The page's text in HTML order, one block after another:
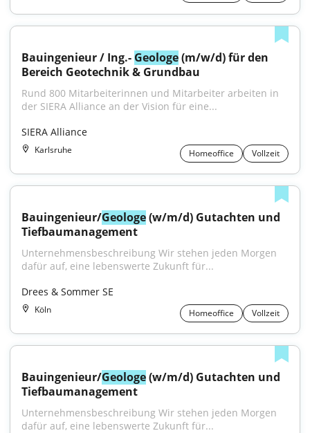
Bauingenieur / Ing.- Geologe (m/w/d) für den
Bereich Geotechnik & Grundbau
Rund 800 Mitarbeiterinnen und Mitarbeiter arbeiten in
der SIERA Alliance an der Vision für eine...
SIERA Alliance
Karlsruhe Homeoffice Vollzeit
Bauingenieur/Geologe (w/m/d) Gutachten und
Tiefbaumanagement
Unternehmensbeschreibung Wir stehen jeden Morgen
dafür auf, eine lebenswerte Zukunft für...
Drees & Sommer SE
Köln Homeoffice Vollzeit
Bauingenieur/Geologe (w/m/d) Gutachten und
Tiefbaumanagement
Unternehmensbeschreibung Wir stehen jeden Morgen
dafür auf, eine lebenswerte Zukunft für...